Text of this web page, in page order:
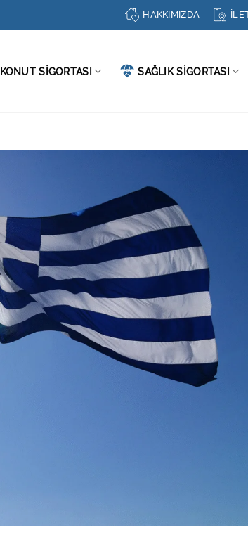
HAKKIMIZDA
KONUT SİGORTASI SAĞLIK SİGORTASI